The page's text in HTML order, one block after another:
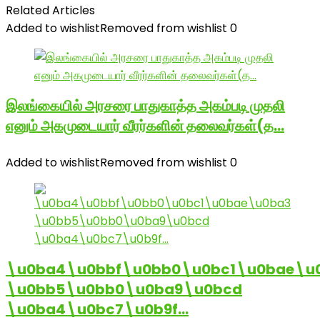
Related Articles
Added to wishlistRemoved from wishlist 0
இலங்கையில் அரசரை பாதுகாத்த அகம்படி முதலி
எனும் அகமுடையார் வீரர்களின் தலைவர்கள்(த…
Added to wishlistRemoved from wishlist 0
\u0bb5\u0bb0\u0ba9\u0bcd
\u0ba4\u0bc7\u0b9f…